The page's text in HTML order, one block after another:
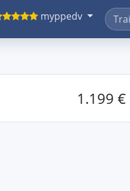
myppedv
1.199 €